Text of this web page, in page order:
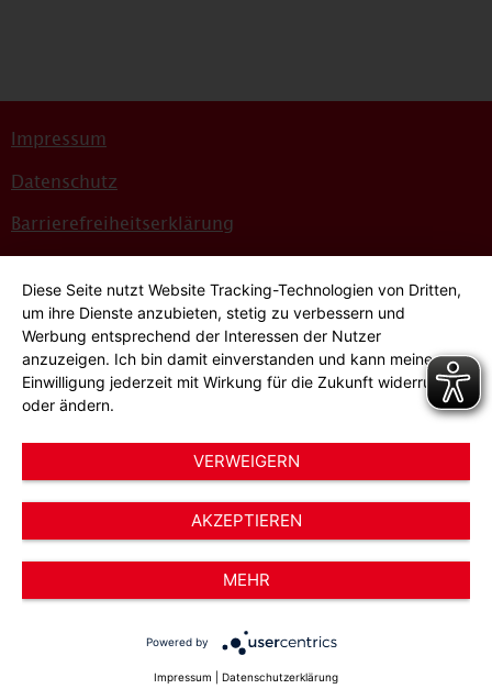
Impressum
Datenschutz
Barrierefreiheitserklärung
Bildnachweise
Hinweisgeber*innensystem
Cookie-Einstellungen
© 2026 AWO Düsseldorf – Arbeiterwohlfahrt e.V.
Diese Seite nutzt Website Tracking-Technologien von Dritten,
um ihre Dienste anzubieten, stetig zu verbessern und
Werbung entsprechend der Interessen der Nutzer
anzuzeigen. Ich bin damit einverstanden und kann meine
Einwilligung jederzeit mit Wirkung für die Zukunft widerrufen
oder ändern.
VERWEIGERN
AKZEPTIEREN
MEHR
Powered by
Impressum Datenschutzerklärung